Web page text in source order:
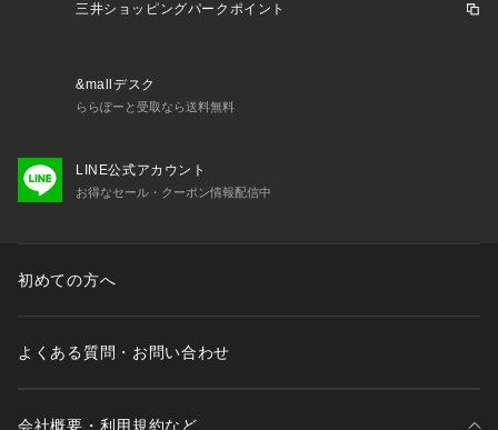
三井ショッピングパークポイント
&mallデスク
ららぽーと受取なら送料無料
LINE公式アカウント
お得なセール・クーポン情報配信中
初めての方へ
よくある質問・お問い合わせ
会社概要・利用規約など